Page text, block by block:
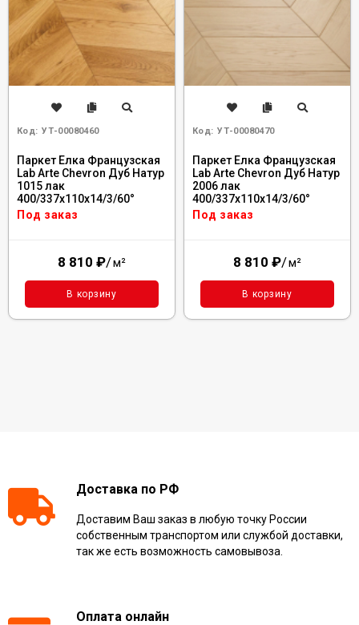
Код: УТ-00080460
Паркет Елка Французская
Lab Arte Chevron Дуб Натур
1015 лак
400/337х110х14/3/60°
Под заказ
8 810 ₽/м²
В корзину
Код: УТ-00080470
Паркет Елка Французская
Lab Arte Chevron Дуб Натур
2006 лак
400/337х110х14/3/60°
Под заказ
8 810 ₽/м²
В корзину
Доставка по РФ
Доставим Ваш заказ в любую точку России
собственным транспортом или службой доставки,
так же есть возможность самовывоза.
Оплата онлайн